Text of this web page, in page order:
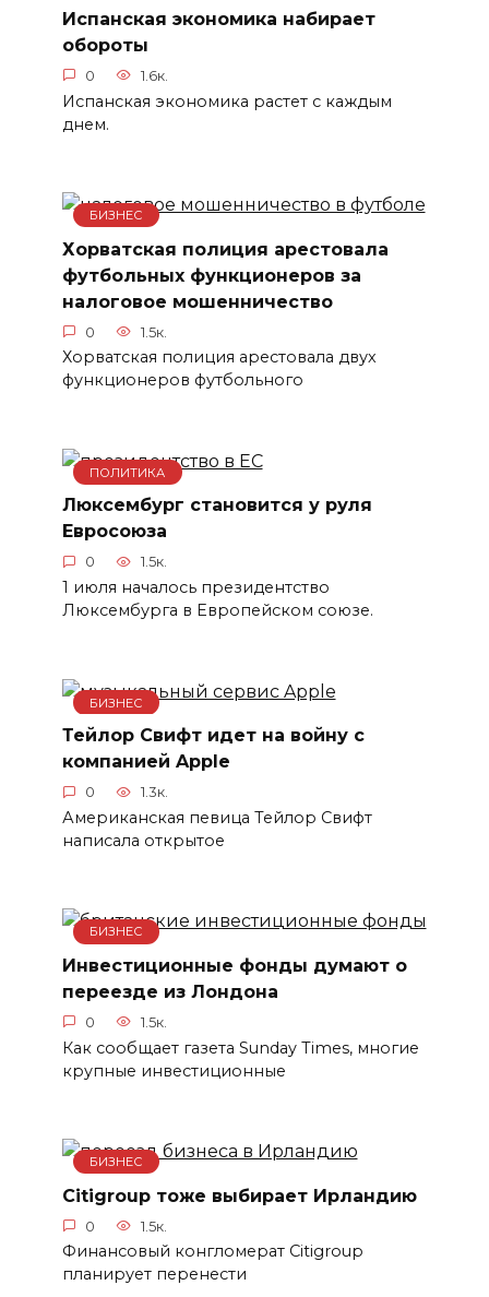
Испанская экономика набирает
обороты
0 1.6к.
Испанская экономика растет с каждым
днем.
БИЗНЕС
Хорватская полиция арестовала
футбольных функционеров за
налоговое мошенничество
0 1.5к.
Хорватская полиция арестовала двух
функционеров футбольного
ПОЛИТИКА
Люксембург становится у руля
Евросоюза
0 1.5к.
1 июля началось президентство
Люксембурга в Европейском союзе.
БИЗНЕС
Тейлор Свифт идет на войну с
компанией Apple
0 1.3к.
Американская певица Тейлор Свифт
написала открытое
БИЗНЕС
Инвестиционные фонды думают о
переезде из Лондона
0 1.5к.
Как сообщает газета Sunday Times, многие
крупные инвестиционные
БИЗНЕС
Citigroup тоже выбирает Ирландию
0 1.5к.
Финансовый конгломерат Citigroup
планирует перенести